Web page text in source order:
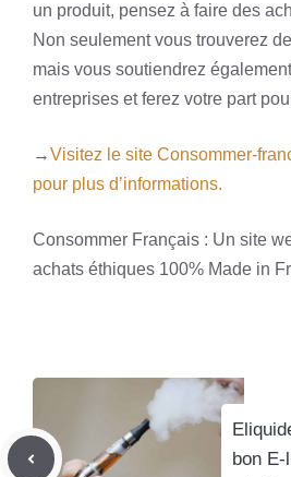
un produit, pensez à faire des
Non seulement vous trouverez
mais vous soutiendrez
entreprises et ferez votre part
→Visitez le site Consommer-
pour plus d’informations.
Consommer Français : Un site
achats éthiques 100% Made in
bon